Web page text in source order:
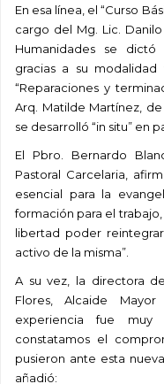
En esa línea, el “Curso
cargo del Mg. Lic.
Humanidades se dictó
gracias a su
“Reparaciones y
Arq. Matilde Martínez,
se desarrolló “in situ” en
El Pbro. Bernardo
Pastoral Carcelaria,
esencial para la
formación para el
libertad poder
activo de la misma”.
A su vez, la directora
Flores, Alcaide
experiencia fue muy
constatamos el
pusieron ante esta
añadió: